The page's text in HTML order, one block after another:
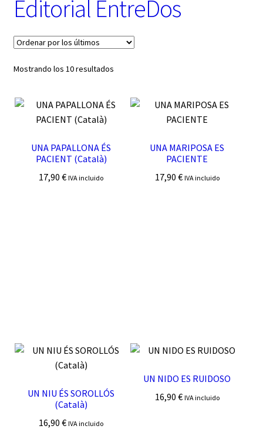
e
o
í
Editorial EntreDos
Mostrando los 10 resultadosOrdenado
últimos
UNA PAPALLONA ÉS
PACIENT (Català)
17,90€ IVA incluido
UNA MARIPOSA ES
PACIENTE
17,90 € IVA incluido
UN NIU ÉS SOROLLÓS
(Català)
16,90€ IVA incluido
UN NIDO ES RUIDOSO
16,90 € IVA incluido